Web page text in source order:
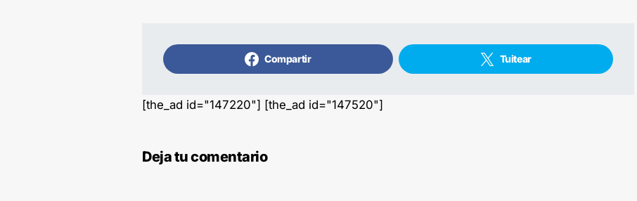
Compartir Tuitear
[the_ad id="147220"] [the_ad id="147520"]
Deja tu comentario